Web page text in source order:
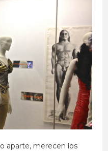
aparte, merecen los